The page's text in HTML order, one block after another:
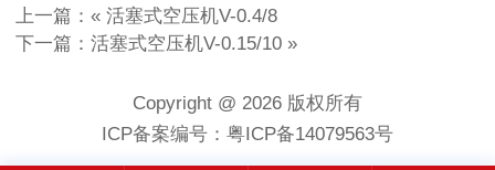
上一篇：« 活塞式空压机V-0.4/8
下一篇： 活塞式空压机V-0.15/10 »
Copyright @ 2026 版权所有
ICP备案编号：粤ICP备14079563号